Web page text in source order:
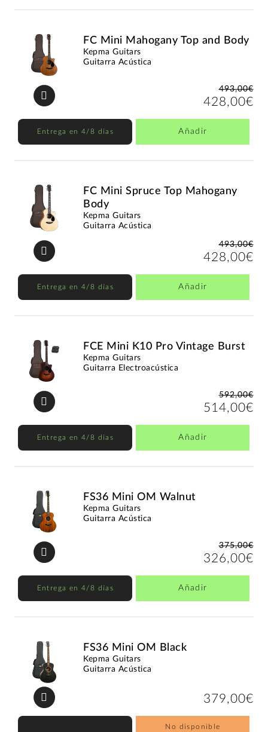
FC Mini Mahogany Top and Body
Kepma Guitars
Guitarra Acústica
493,00€
428,00€
Entrega en 4/8 días Añadir
FC Mini Spruce Top Mahogany
Body
Kepma Guitars
Guitarra Acústica
493,00€
428,00€
Entrega en 4/8 días Añadir
FCE Mini K10 Pro Vintage Burst
Kepma Guitars
Guitarra Electroacústica
592,00€
514,00€
Entrega en 4/8 días Añadir
FS36 Mini OM Walnut
Kepma Guitars
Guitarra Acústica
375,00€
326,00€
Entrega en 4/8 días Añadir
FS36 Mini OM Black
Kepma Guitars
Guitarra Acústica
379,00€
No disponible